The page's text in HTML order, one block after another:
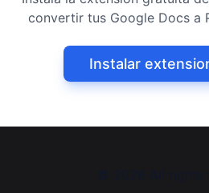
convertir tus Google Docs a
Instalar